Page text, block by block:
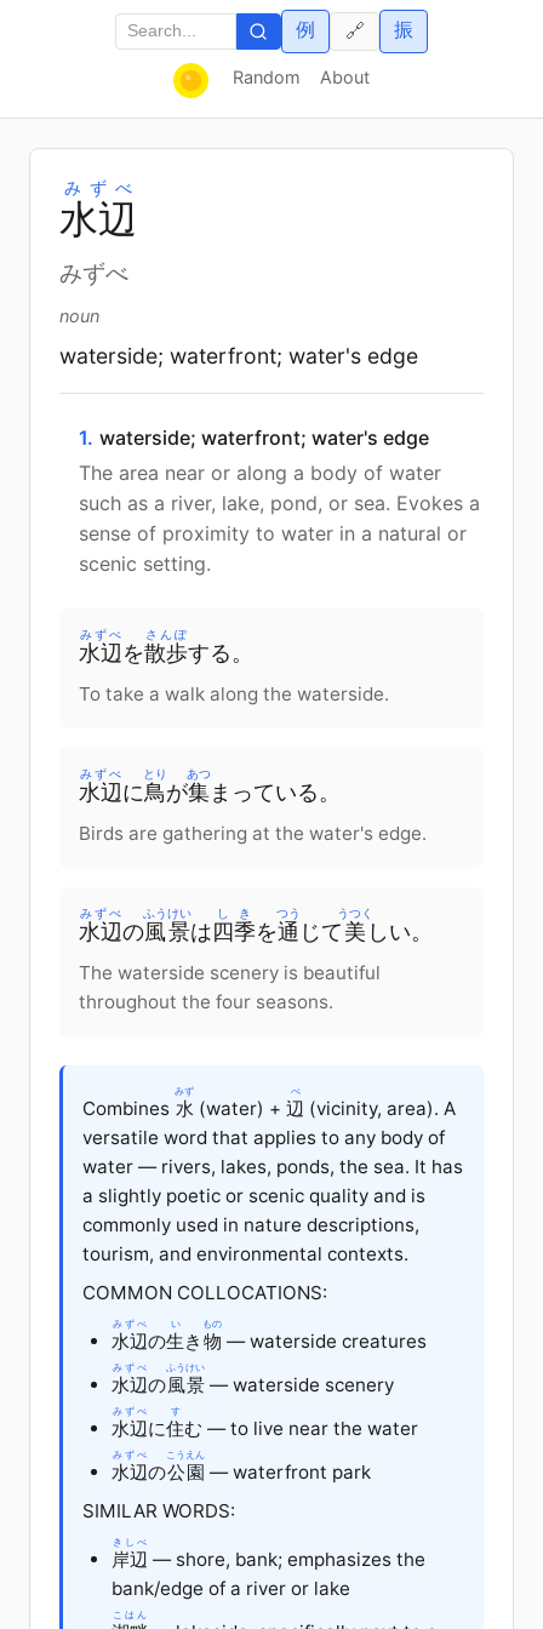
Random About
例 振
🔗
水辺
みずべ
みずべ
noun
waterside; waterfront; water's edge
1. waterside; waterfront; water's edge
The area near or along a body of water
such as a river, lake, pond, or sea. Evokes a
sense of proximity to water in a natural or
scenic setting.
水辺
みずべ
を散歩
さんぽ
する。
To take a walk along the waterside.
水辺
みずべ
に鳥
とり
が集
あつ
まっている。
Birds are gathering at the water's edge.
水辺
みずべ
の風景
ふうけい
は四季
しき
を通
つう
じて 美
うつく
しい。
The waterside scenery is beautiful
throughout the four seasons.
Combines 水
みず
(water) + 辺
べ
(vicinity, area). A
versatile word that applies to any body of
water — rivers, lakes, ponds, the sea. It has
a slightly poetic or scenic quality and is
commonly used in nature descriptions,
tourism, and environmental contexts.
COMMON COLLOCATIONS:
水辺
みずべ
の生
い
き 物
もの
— waterside creatures
水辺
みずべ
の風景
ふうけい
— waterside scenery
水辺
みずべ
に住
す
む — to live near the water
水辺
みずべ
の公園
こうえん
— waterfront park
SIMILAR WORDS:
岸辺
きしべ
— shore, bank; emphasizes the
bank/edge of a river or lake
こはん